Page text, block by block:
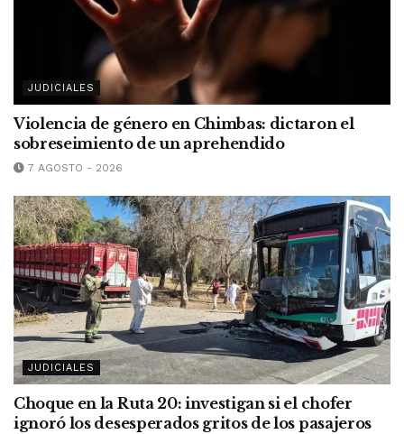
JUDICIALES
Violencia de género en Chimbas: dictaron el
sobreseimiento de un aprehendido
7 AGOSTO - 2026
JUDICIALES
Choque en la Ruta 20: investigan si el chofer
ignoró los desesperados gritos de los pasajeros